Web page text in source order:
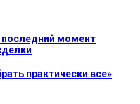
момент
практически все»